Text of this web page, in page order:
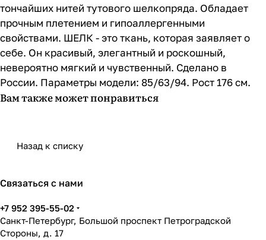
тончайших нитей тутового шелкопряда. Обладает
прочным плетением и гипоаллергенными
свойствами. ШЕЛК - это ткань, которая заявляет о
себе. Он красивый, элегантный и роскошный,
невероятно мягкий и чувственный. Сделано в
России. Параметры модели: 85/63/94. Рост 176 см.
Вам также может понравиться
Назад к списку
Связаться с нами
+7 952 395-55-02
Санкт-Петербург, Большой проспект Петроградской
Стороны, д. 17